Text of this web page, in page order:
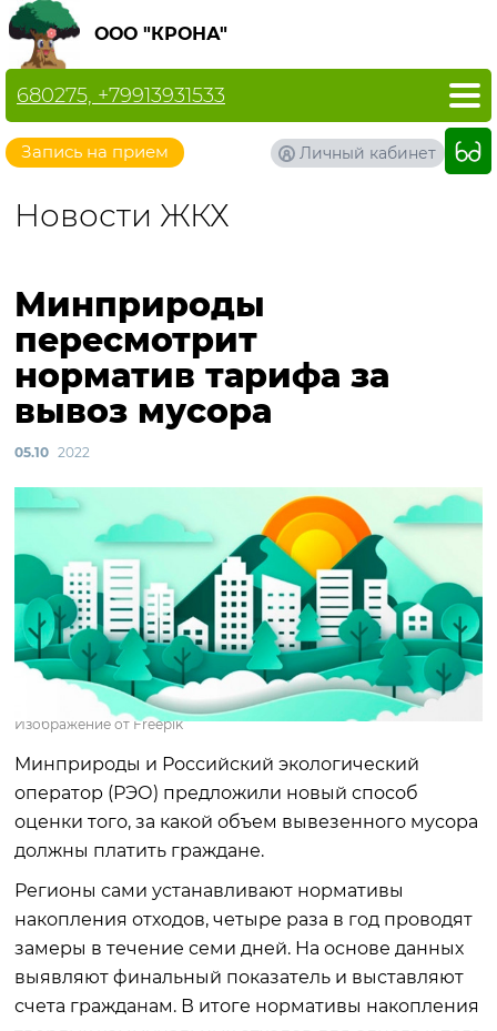
ООО "КРОНА"
Запись на прием
680275, +79913931533
Личный кабинет
Новости ЖКХ
Минприроды
пересмотрит
норматив тарифа за
вывоз мусора
05.10 2022
Изображение от Freepik
Минприроды и Российский экологический
оператор (РЭО) предложили новый способ
оценки того, за какой объем вывезенного мусора
должны платить граждане.
Регионы сами устанавливают нормативы
накопления отходов, четыре раза в год проводят
замеры в течение семи дней. На основе данных
выявляют финальный показатель и выставляют
счета гражданам. В итоге нормативы накопления